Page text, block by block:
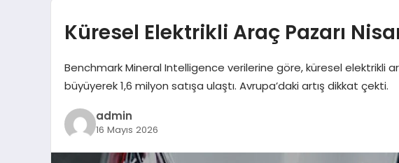
Küresel Elektrikli Araç Pazarı
Benchmark Mineral Intelligence verilerine göre, küresel elektrikli
büyüyerek 1,6 milyon satışa ulaştı. Avrupa’daki artış dikkat çekti.
admin
16 Mayıs 2026